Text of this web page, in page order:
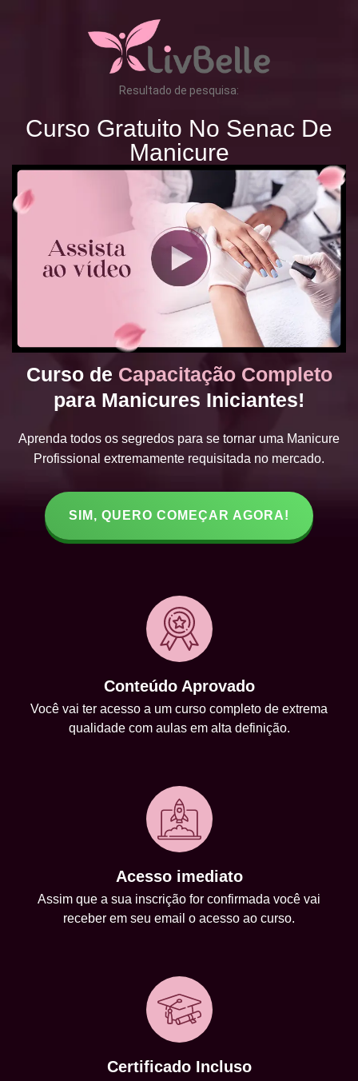
Resultado de pesquisa:
Curso Gratuito No Senac De
Manicure
Curso de Capacitação Completo
para Manicures Iniciantes!
Aprenda todos os segredos para se tornar uma Manicure
Profissional extremamente requisitada no mercado.
SIM, QUERO COMEÇAR AGORA!
Conteúdo Aprovado
Você vai ter acesso a um curso completo de extrema
qualidade com aulas em alta definição.
Acesso imediato
Assim que a sua inscrição for confirmada você vai
receber em seu email o acesso ao curso.
Certificado Incluso